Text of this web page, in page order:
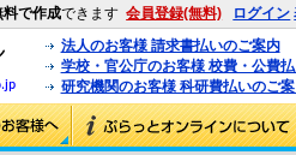
料で作成できます 会員登録(無料) ログイン
法人のお客様 請求書払いのご案内
学校・官公庁のお客様 校費・公費
研究機関のお客様 科研費払いのご